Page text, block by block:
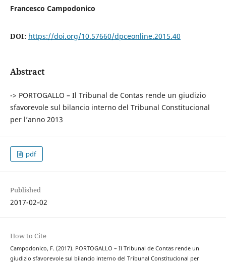
Francesco Campodonico
DOI: https://doi.org/10.57660/dpceonline.2015.40
Abstract
-> PORTOGALLO – Il Tribunal de Contas rende un giudizio
sfavorevole sul bilancio interno del Tribunal Constitucional
per l’anno 2013
pdf
Published
2017-02-02
How to Cite
Campodonico, F. (2017). PORTOGALLO – Il Tribunal de Contas rende un
giudizio sfavorevole sul bilancio interno del Tribunal Constitucional per